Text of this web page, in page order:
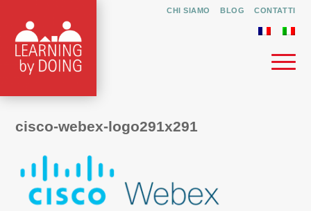
CHI SIAMO BLOG CONTATTI
cisco-webex-logo291x291